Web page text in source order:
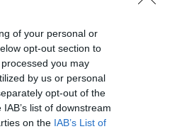
of your personal or
opt-out section to
you may
by us or personal
opt-out of the
list of downstream
on the IAB’s List of